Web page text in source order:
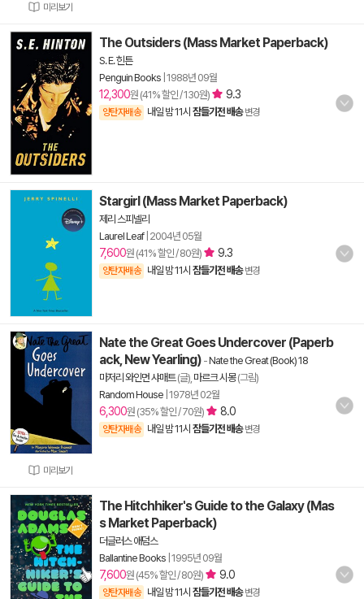
미리보기
The Outsiders (Mass Market Paperback)
S. E. 힌튼
Penguin Books 1988년 09월
12,300원 (41% 할인 / 130원) 9.3
양탄자배송 내일 밤 11시 잠들기전 배송 변경
Stargirl (Mass Market Paperback)
제리 스피넬리
Laurel Leaf| 2004년 05월
7,600원 (41% 할인 / 80원) 9.3
양탄자배송 내일 밤 11시 잠들기전 배송 변경
미리보기
Nate the Great Goes Undercover (Paperb
ack, New Yearling) -Nate the Great (Book) 18
마저리 와인먼 샤매트(글), 마르크 시몽(그림)
Random House 1978년 02월
6,300원 (35% 할인 / 70원) 8.0
양탄자배송 내일 밤 11시 잠들기전 배송 변경
The Hitchhiker's Guide to the Galaxy (Mas
s Market Paperback)
더글러스 애덤스
Ballantine Books 1995년 09월
7,600원 (45% 할인 / 80원) 9.0
양탄자배송 내일 밤 11시 잠들기전 배송 변경